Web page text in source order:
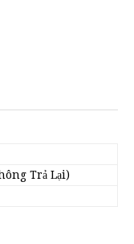
Trả Lại)